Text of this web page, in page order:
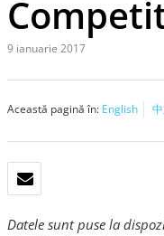
9 ianuarie 2017
Această pagină în: English
Datele sunt puse la